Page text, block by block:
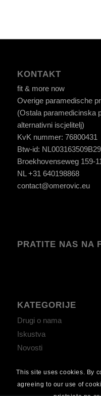
KONTAKT
fit & more now
Overige paramedische
(Ostala paramedicinska
alternativni iscjelitelj)
KvK nummer: 76800431
Btw-id: NL003163509B29
Broekhovenseweg 159-
NL +31 640198868
contact@omerovic.eu
PRATITE NAS NA
KATEGORIJE
Drugi o nama
Iskustva
Novosti
This site uses cookies. By
agreeing to our use of